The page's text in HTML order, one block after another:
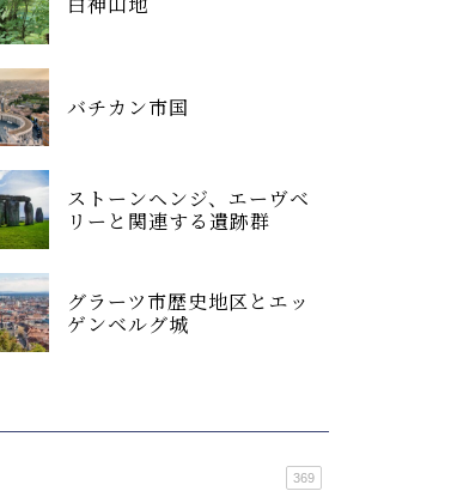
バチカン市国
ストーンヘンジ、エーヴベ
リーと関連する遺跡群
グラーツ市歴史地区とエッ
ゲンベルグ城
369